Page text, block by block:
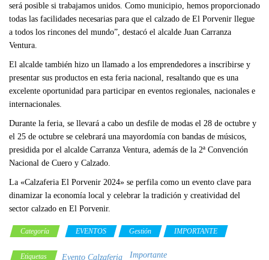
será posible si trabajamos unidos. Como municipio, hemos proporcionado
todas las facilidades necesarias para que el calzado de El Porvenir llegue
a todos los rincones del mundo”, destacó el alcalde Juan Carranza
Ventura.
El alcalde también hizo un llamado a los emprendedores a inscribirse y
presentar sus productos en esta feria nacional, resaltando que es una
excelente oportunidad para participar en eventos regionales, nacionales e
internacionales.
Durante la feria, se llevará a cabo un desfile de modas el 28 de octubre y
el 25 de octubre se celebrará una mayordomía con bandas de músicos,
presidida por el alcalde Carranza Ventura, además de la 2ª Convención
Nacional de Cuero y Calzado.
La «Calzaferia El Porvenir 2024» se perfila como un evento clave para
dinamizar la economía local y celebrar la tradición y creatividad del
sector calzado en El Porvenir.
Categoría EVENTOS Gestión IMPORTANTE
Etiquetas Evento Calzaferia Importante